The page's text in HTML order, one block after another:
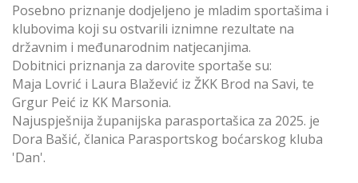
Posebno priznanje dodjeljeno je mladim sportašima i
klubovima koji su ostvarili iznimne rezultate na
državnim i međunarodnim natjecanjima.
Dobitnici priznanja za darovite sportaše su:
Maja Lovrić i Laura Blažević iz ŽKK Brod na Savi, te
Grgur Peić iz KK Marsonia.
Najuspješnija županijska parasportašica za 2025. je
Dora Bašić, članica Parasportskog boćarskog kluba
'Dan'.